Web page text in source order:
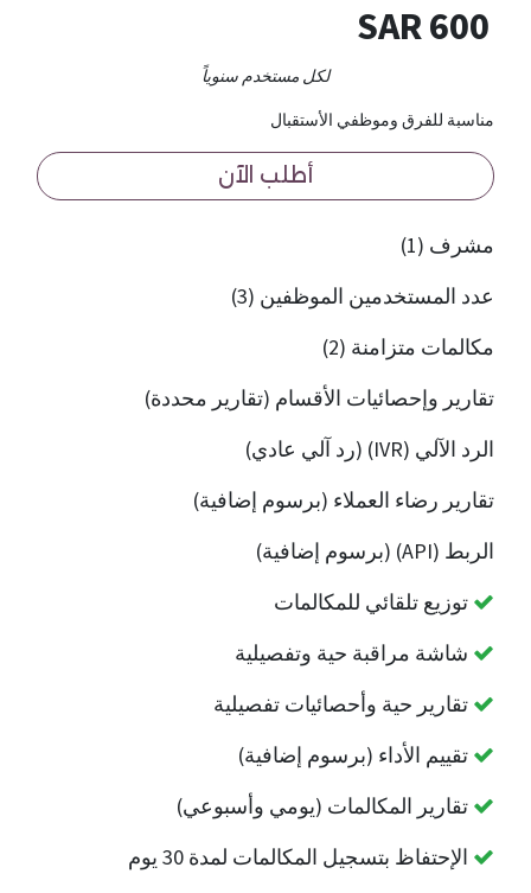
600 SAR
لكل مستخدم سنوياً
مناسبة للفرق وموظفي الأستقبال
أطلب الآن
مشرف (1)
عدد المستخدمين الموظفين (3)
مكالمات متزامنة (2)
تقارير وإحصائيات الأقسام (تقارير محددة)
الرد الآلي (IVR) (رد آلي عادي)
تقارير رضاء العملاء (برسوم إضافية)
الربط (API) (برسوم إضافية)
توزيع تلقائي للمكالمات
شاشة مراقبة حية وتفصيلية
تقارير حية وأحصائيات تفصيلية
تقييم الأداء (برسوم إضافية)
تقارير المكالمات (يومي وأسبوعي)
الإحتفاظ بتسجيل المكالمات لمدة 30 يوم